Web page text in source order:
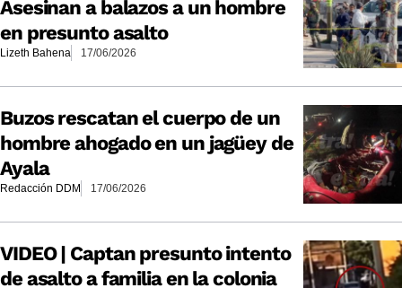
Asesinan a balazos a un hombre
en presunto asalto
Lizeth Bahena 17/06/2026
Buzos rescatan el cuerpo de un
hombre ahogado en un jagüey de
Ayala
Redacción DDM 17/06/2026
VIDEO | Captan presunto intento
de asalto a familia en la colonia